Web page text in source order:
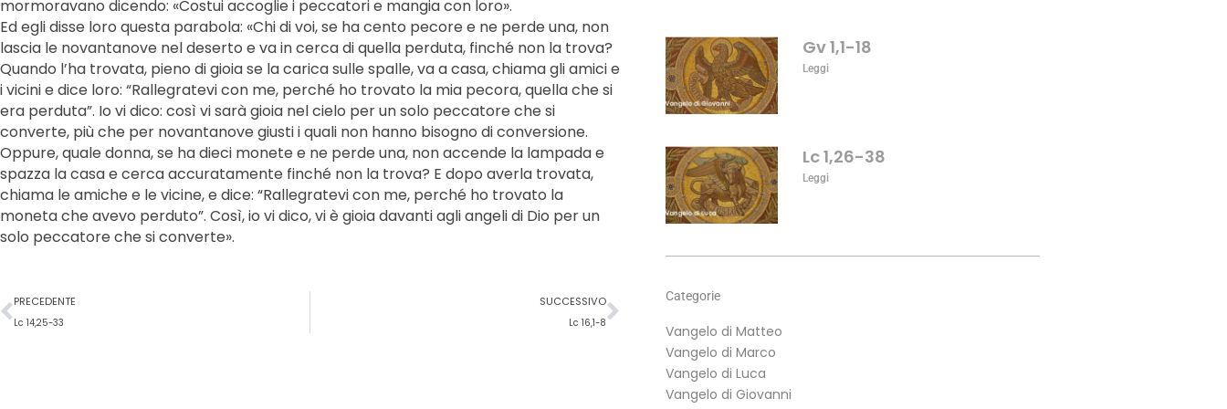
o
diminuire
il
volume.
mormoravano dicendo: «Costui accoglie i peccatori e mangia con loro».
Ed egli disse loro questa parabola: «Chi di voi, se ha cento pecore e ne perde una, non
lascia le novantanove nel deserto e va in cerca di quella perduta, finché non la trova?
Quando l’ha trovata, pieno di gioia se la carica sulle spalle, va a casa, chiama gli amici e
i vicini e dice loro: “Rallegratevi con me, perché ho trovato la mia pecora, quella che si
era perduta”. Io vi dico: così vi sarà gioia nel cielo per un solo peccatore che si
converte, più che per novantanove giusti i quali non hanno bisogno di conversione.
Oppure, quale donna, se ha dieci monete e ne perde una, non accende la lampada e
spazza la casa e cerca accuratamente finché non la trova? E dopo averla trovata,
chiama le amiche e le vicine, e dice: “Rallegratevi con me, perché ho trovato la
moneta che avevo perduto”. Così, io vi dico, vi è gioia davanti agli angeli di Dio per un
solo peccatore che si converte».
Precedente
PRECEDENTE
Lc 14,25-33
SUCCESSIVO
Lc 16,1-8
Successivo
Gv 1,1-18
Leggi
Lc 1,26-38
Leggi
Categorie
Vangelo di Matteo
Vangelo di Marco
Vangelo di Luca
Vangelo di Giovanni